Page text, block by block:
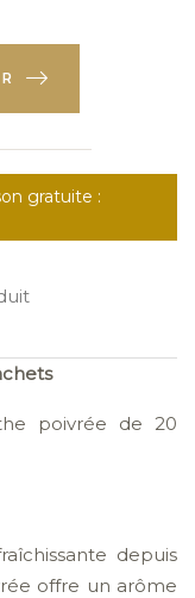
gratuite :
poivrée de 20
depuis
offre un arôme